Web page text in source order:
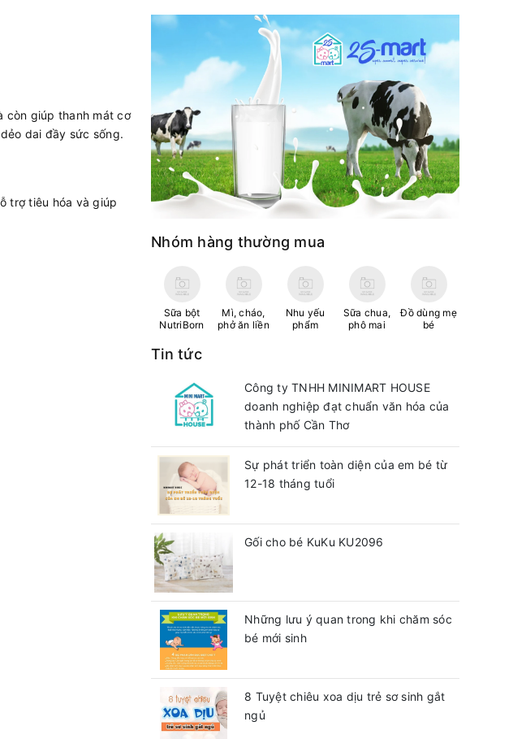
còn giúp thanh mát cơ
dai đầy sức sống.
trợ tiêu hóa và giúp
Nhóm hàng thường mua
Sữa bột
NutriBorn
Mì, cháo,
phở ăn liền
Nhu yếu
phẩm
Sữa chua,
phô mai
Đồ dùng mẹ
bé
Tin tức
Công ty TNHH MINIMART HOUSE
doanh nghiệp đạt chuẩn văn hóa của
thành phố Cần Thơ
Sự phát triển toàn diện của em bé từ
12-18 tháng tuổi
Gối cho bé KuKu KU2096
Những lưu ý quan trong khi chăm sóc
bé mới sinh
8 Tuyệt chiêu xoa dịu trẻ sơ sinh gắt
ngủ